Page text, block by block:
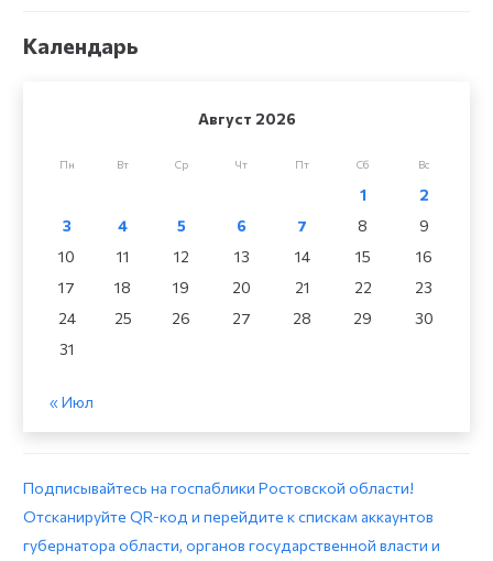
Календарь
Август 2026
Пн Вт Ср Чт Пт Сб Вс
1
2
3
4 5 6 7 8
9
10
11 12 13 14 15
16
17
18 19 20 21 22
23
24
25 26 27 28 29
30
31
« Июл
Подписывайтесь на госпаблики Ростовской области!
Отсканируйте QR-код и перейдите к спискам аккаунтов
губернатора области, органов государственной власти и